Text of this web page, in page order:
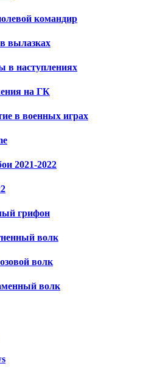
командир
вылазках
в наступлениях
на ГК
в военных играх
2021-2022
грифон
волк
волк
волк